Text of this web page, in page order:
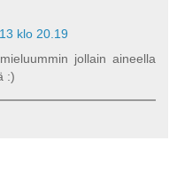
klo 20.19
jollain aineella
:)